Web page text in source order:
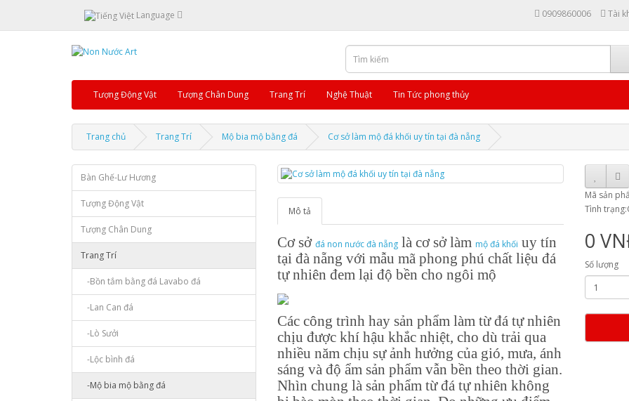
Language 0909860006 Tài
Tượng Động Vật Tượng Chân Dung Trang Trí Nghệ Thuật Tin Tức phong thủy
Trang chủ Trang Trí Mộ bia mộ bằng đá Cơ sở làm mộ đá khối uy tín tại đà nẵng
Bàn Ghế-Lư Hương
Tượng Động Vật
Tượng Chân Dung
Trang Trí
-Bồn tắm bằng đá Lavabo đá
-Lan Can đá
-Lò Sưởi
-Lộc bình đá
-Mộ bia mộ bằng đá
Mô tả
Cơ sở đá non nước đà nẵnglà cơ sở làm mộ đá khối uy tín
tại đà nẵng với mẫu mã phong phú chất liệu đá
tự nhiên đem lại độ bền cho ngôi mộ
Các công trình hay sản phẩm làm từ đá tự nhiên
chịu được khí hậu khắc nhiệt, cho dù trải qua
nhiều năm chịu sự ảnh hưởng của gió, mưa, ánh
sáng và độ ẩm sản phẩm vẫn bền theo thời gian.
Nhìn chung là sản phẩm từ đá tự nhiên không
Mã sản
Tình
0
Số lượng